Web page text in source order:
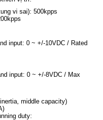
vi sai): 500kpps
input: 0 ~ +/-10VDC / Rated
input: 0 ~ +/-8VDC / Max
middle capacity)
duty: